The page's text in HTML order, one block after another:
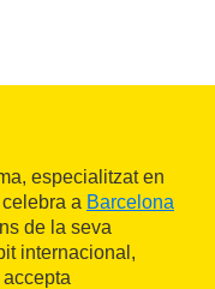
especialitzat en
a Barcelona
de la seva
internacional,